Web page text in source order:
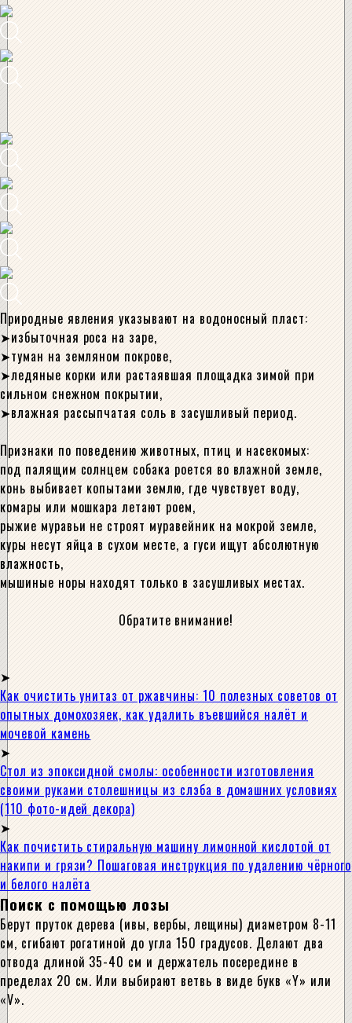
Природные явления указывают на водоносный пласт:
избыточная роса на заре,
туман на земляном покрове,
ледяные корки или растаявшая площадка зимой при
сильном снежном покрытии,
влажная рассыпчатая соль в засушливый период.
Признаки по поведению животных, птиц и насекомых:
под палящим солнцем собака роется во влажной земле,
конь выбивает копытами землю, где чувствует воду,
комары или мошкара летают роем,
рыжие муравьи не строят муравейник на мокрой земле,
куры несут яйца в сухом месте, а гуси ищут абсолютную
влажность,
мышиные норы находят только в засушливых местах.
Обратите внимание!
Как очистить унитаз от ржавчины: 10 полезных советов от
опытных домохозяек, как удалить въевшийся налёт и
мочевой камень
Стол из эпоксидной смолы: особенности изготовления
своими руками столешницы из слэба в домашних условиях
(110 фото-идей декора)
Как почистить стиральную машину лимонной кислотой от
накипи и грязи? Пошаговая инструкция по удалению чёрного
и белого налёта
Поиск с помощью лозы
Берут пруток дерева (ивы, вербы, лещины) диаметром 8-11
см, сгибают рогатиной до угла 150 градусов. Делают два
отвода длиной 35-40 см и держатель посередине в
пределах 20 см. Или выбирают ветвь в виде букв «Y» или
«V».